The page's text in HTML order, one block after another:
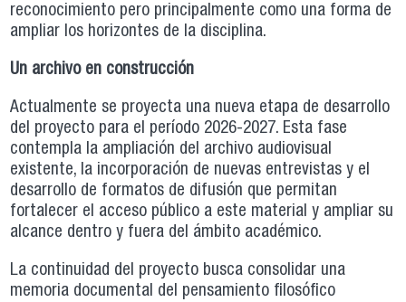
reconocimiento pero principalmente como una forma de
ampliar los horizontes de la disciplina.
Un archivo en construcción
Actualmente se proyecta una nueva etapa de desarrollo
del proyecto para el período 2026-2027. Esta fase
contempla la ampliación del archivo audiovisual
existente, la incorporación de nuevas entrevistas y el
desarrollo de formatos de difusión que permitan
fortalecer el acceso público a este material y ampliar su
alcance dentro y fuera del ámbito académico.
La continuidad del proyecto busca consolidar una
memoria documental del pensamiento filosófico